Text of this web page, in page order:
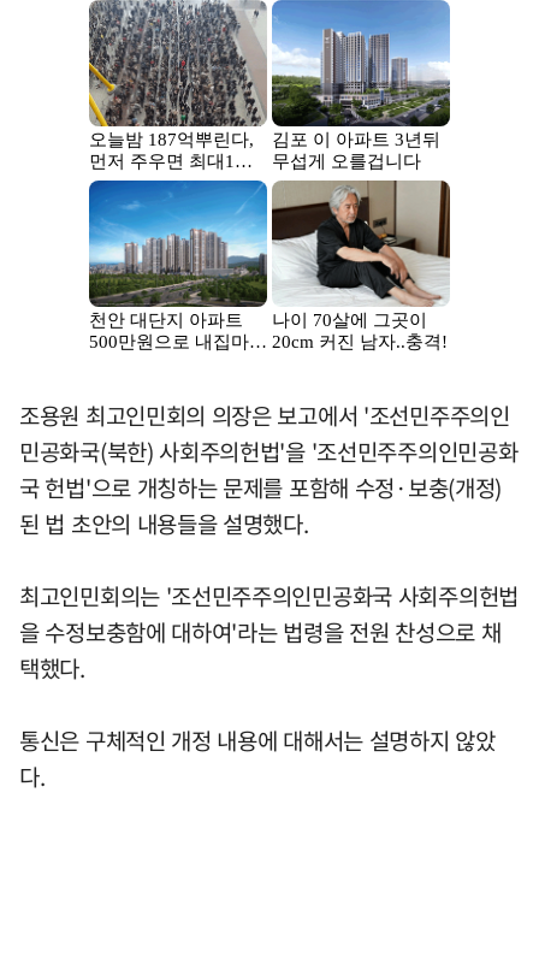
조용원 최고인민회의 의장은 보고에서 '조선민주주의인
민공화국(북한) 사회주의헌법'을 '조선민주주의인민공화
국 헌법'으로 개칭하는 문제를 포함해 수정·보충(개정)
된 법 초안의 내용들을 설명했다.
최고인민회의는 '조선민주주의인민공화국 사회주의헌법
을 수정보충함에 대하여'라는 법령을 전원 찬성으로 채
택했다.
통신은 구체적인 개정 내용에 대해서는 설명하지 않았
다.